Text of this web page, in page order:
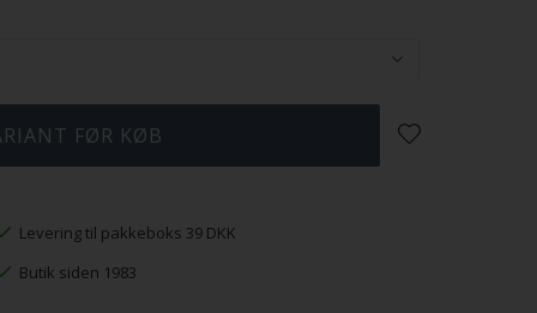
Levering til pakkeboks 39 DKK
Butik siden 1983